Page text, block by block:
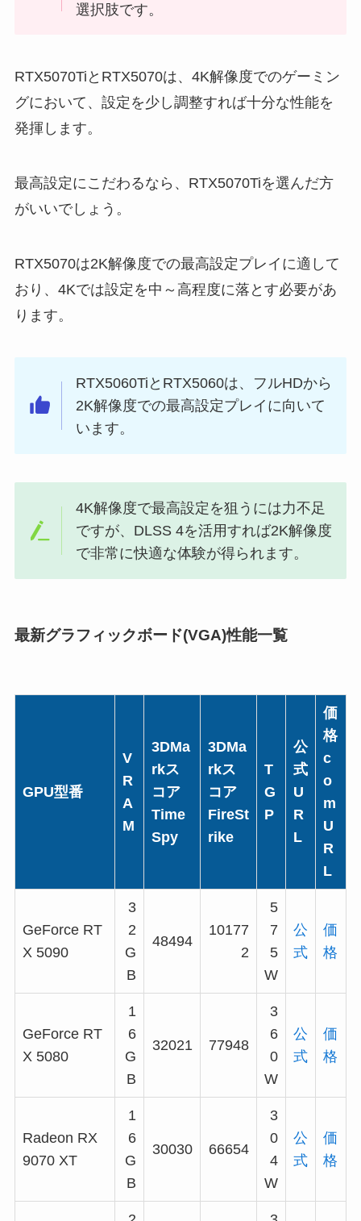
選択肢です。
RTX5070TiとRTX5070は、4K解像度でのゲーミン
グにおいて、設定を少し調整すれば十分な性能を
発揮します。
最高設定にこだわるなら、RTX5070Tiを選んだ方
がいいでしょう。
RTX5070は2K解像度での最高設定プレイに適して
おり、4Kでは設定を中～高程度に落とす必要があ
ります。
RTX5060TiとRTX5060は、フルHDから
2K解像度での最高設定プレイに向いて
います。
4K解像度で最高設定を狙うには力不足
ですが、DLSS 4を活用すれば2K解像度
で非常に快適な体験が得られます。
最新グラフィックボード(VGA)性能一覧
GPU型番
V
R
A
M
3DMa
rkス
コア
Time
Spy
3DMa
rkス
コア
FireSt
rike
T
G
P
公
式
U
R
L
価
格
c
o
m
U
R
L
GeForce RT
X 5090
3
2
G
B
48494
10177
2
5
7
5
W
公
式
価
格
GeForce RT
X 5080
1
6
G
B
32021 77948
3
6
0
W
公
式
価
格
Radeon RX
9070 XT
1
6
G
B
30030 66654
3
0
4
W
公
式
価
格